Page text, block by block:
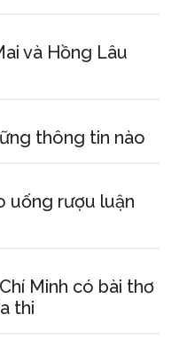
và Hồng Lâu
thông tin nào
uống rượu luận
Minh có bài thơ
thi